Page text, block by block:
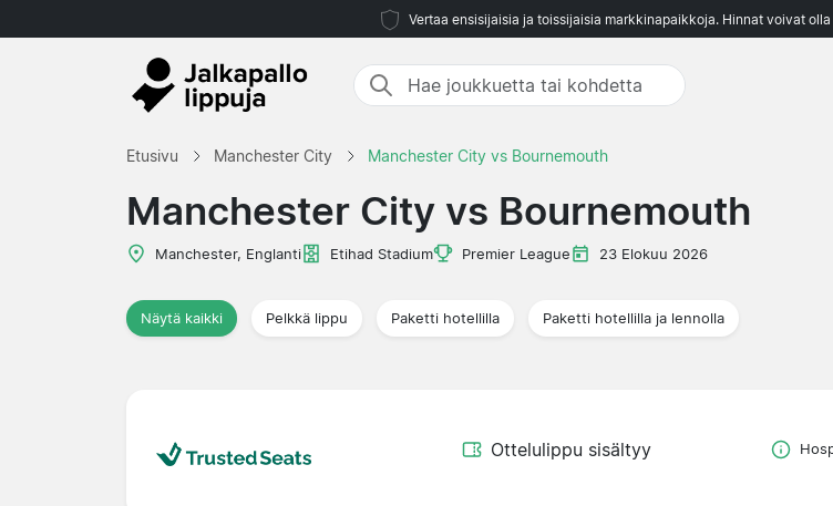
Vertaa ensisijaisia ja toissijaisia markkinapaikkoja. Hinnat voivat
Etusivu Manchester City Manchester City vs Bournemouth
Manchester City vs Bournemouth
Manchester, Englanti Etihad Stadium Premier League 23 Elokuu 2026
Näytä kaikki Pelkkä lippu Paketti hotellilla Paketti hotellilla ja lennolla
Ottelulippu sisältyy